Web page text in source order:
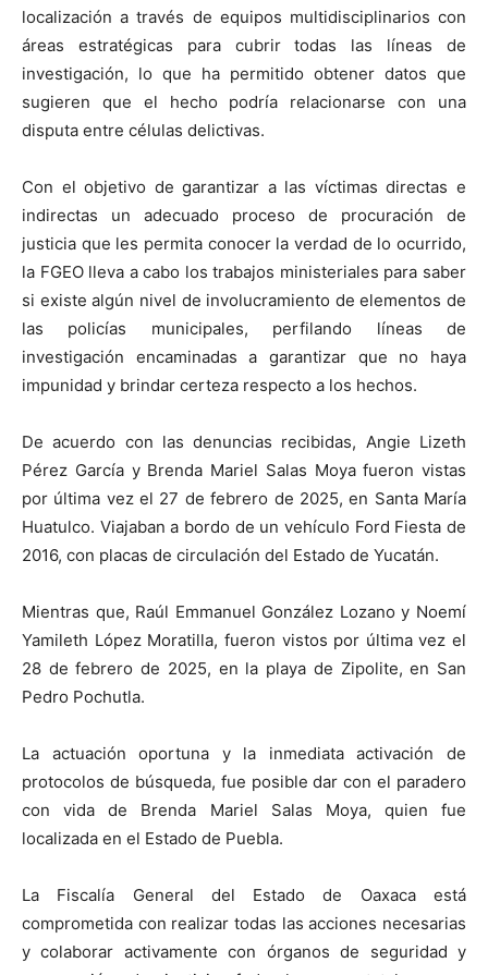
localización a través de equipos multidisciplinarios con
áreas estratégicas para cubrir todas las líneas de
investigación, lo que ha permitido obtener datos que
sugieren que el hecho podría relacionarse con una
disputa entre células delictivas.
Con el objetivo de garantizar a las víctimas directas e
indirectas un adecuado proceso de procuración de
justicia que les permita conocer la verdad de lo ocurrido,
la FGEO lleva a cabo los trabajos ministeriales para saber
si existe algún nivel de involucramiento de elementos de
las policías municipales, perfilando líneas de
investigación encaminadas a garantizar que no haya
impunidad y brindar certeza respecto a los hechos.
De acuerdo con las denuncias recibidas, Angie Lizeth
Pérez García y Brenda Mariel Salas Moya fueron vistas
por última vez el 27 de febrero de 2025, en Santa María
Huatulco. Viajaban a bordo de un vehículo Ford Fiesta de
2016, con placas de circulación del Estado de Yucatán.
Mientras que, Raúl Emmanuel González Lozano y Noemí
Yamileth López Moratilla, fueron vistos por última vez el
28 de febrero de 2025, en la playa de Zipolite, en San
Pedro Pochutla.
La actuación oportuna y la inmediata activación de
protocolos de búsqueda, fue posible dar con el paradero
con vida de Brenda Mariel Salas Moya, quien fue
localizada en el Estado de Puebla.
La Fiscalía General del Estado de Oaxaca está
comprometida con realizar todas las acciones necesarias
y colaborar activamente con órganos de seguridad y